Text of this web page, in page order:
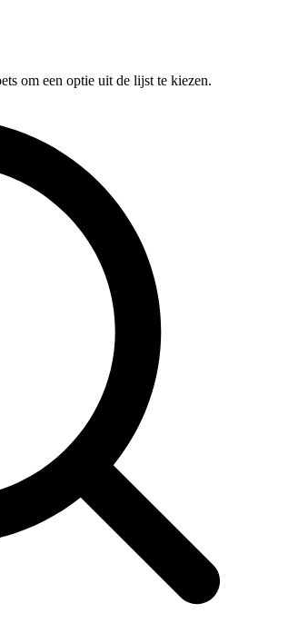
om een optie uit de lijst te kiezen.